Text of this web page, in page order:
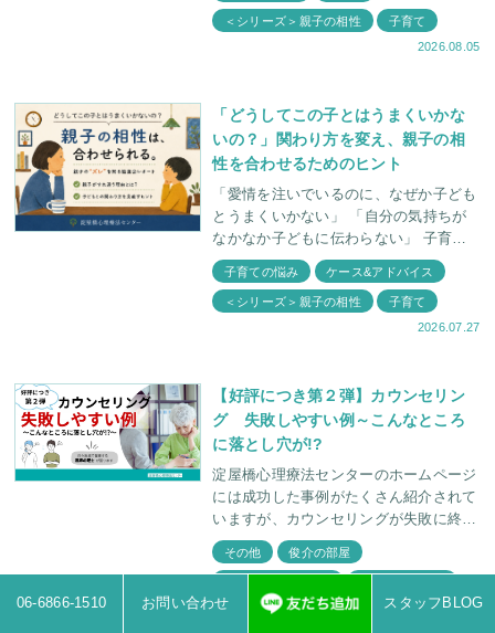
名
＜シリーズ＞親子の相性
子育て
2026.08.05
「どうしてこの子とはうまくいかな
いの？」関わり方を変え、親子の相
性を合わせるためのヒント
「愛情を注いでいるのに、なぜか子ども
とうまくいかない」 「自分の気持ちが
なかなか子どもに伝わらない」 子育て
をしていると、そんなもどかしさを感じ
ることがあります。 2026年5月25日、淀
屋
子育ての悩み ケース&アドバイス
＜シリーズ＞親子の相性
子育て
2026.07.27
【好評につき第２弾】カウンセリン
グ 失敗しやすい例～こんなところ
に落とし穴が!?
淀屋橋心理療法センターのホームページ
には成功した事例がたくさん紹介されて
いますが、カウンセリングが失敗に終わ
ってしまうケースも存在します。 今回
は、前回好評だった カウンセリングに
その他 俊介の部屋
2026.07.20
06-6866-1510 お問い合わせ スタッフBLOG